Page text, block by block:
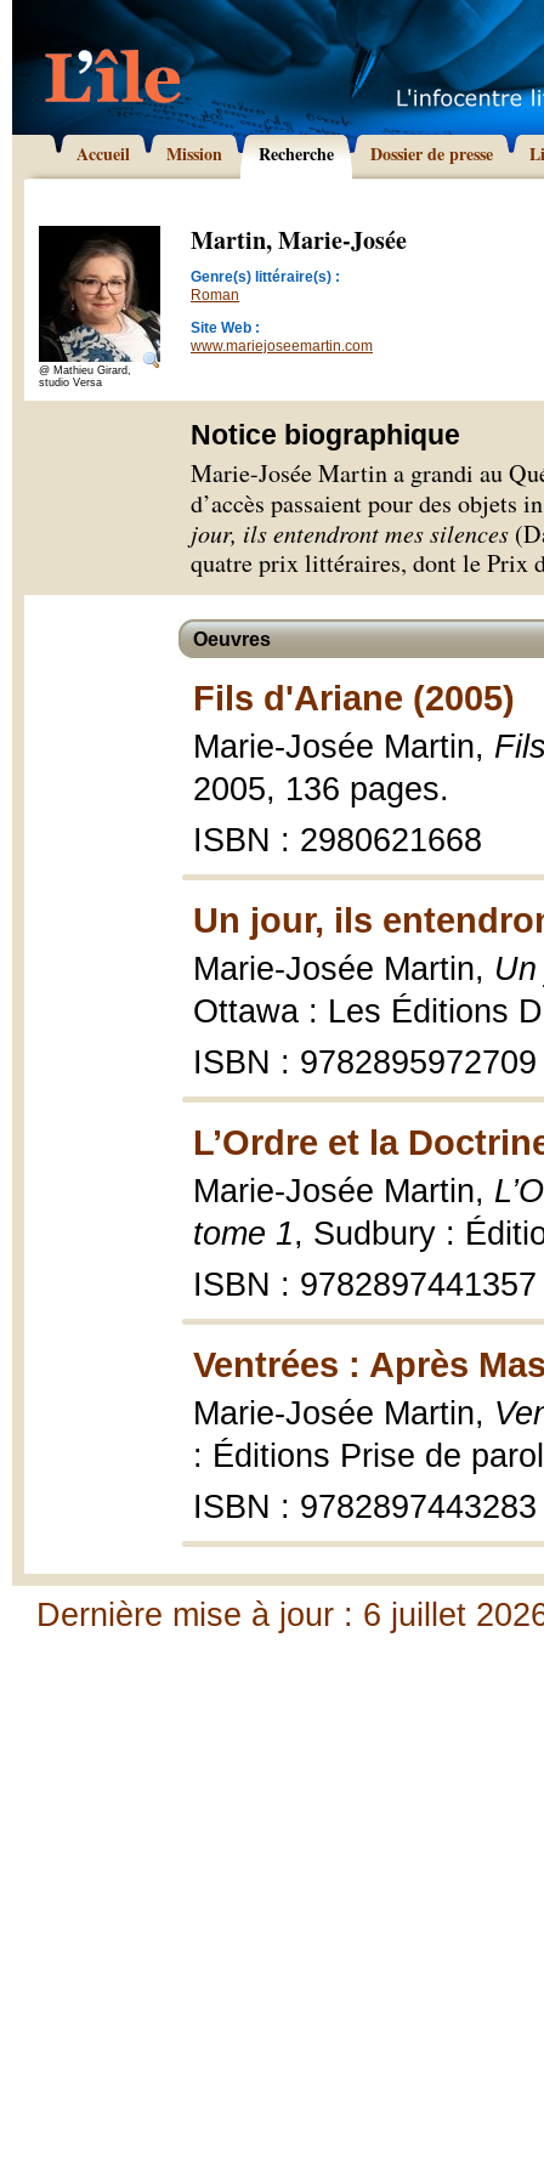
Accueil Mission Recherche Dossier de presse
@ Mathieu Girard,
studio Versa
Martin, Marie-Josée
Genre(s) littéraire(s) :
Roman
Site Web :
www.mariejoseemartin.com
Notice biographique
Marie-Josée Martin a grandi au
d’accès passaient pour des objets
jour, ils entendront mes silences
quatre prix littéraires, dont le Prix
Oeuvres
Fils d'Ariane (2005)
Marie-Josée Martin,
2005, 136 pages.
ISBN : 2980621668
Un jour, ils
Marie-Josée Martin,
Ottawa : Les Éditions
ISBN : 9782895972709
L’Ordre et la
Marie-Josée Martin,
tome 1, Sudbury :
ISBN : 9782897441357
Ventrées : Après
Marie-Josée Martin,
: Éditions Prise de
ISBN : 9782897443283
Dernière mise à jour : 6 juillet